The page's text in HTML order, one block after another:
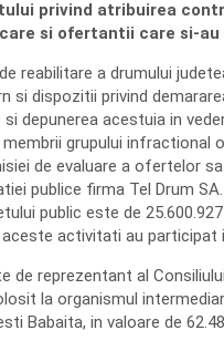
privind atribuirea
si ofertantii care si-
reabilitare a drumului
si dispozitii privind
depunerea acestuia in
grupului
de evaluare a ofertelor
publice firma Tel Drum SA.
public este de
activitati au participat
de reprezentant al
la organismul
Babaita, in valoare de